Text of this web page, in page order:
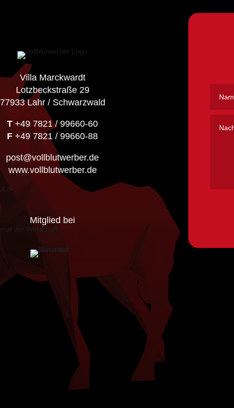
Villa Marckwardt
Lotzbeckstraße 29
77933 Lahr / Schwarzwald
T +49 7821 / 99660-60
F +49 7821 / 99660-88
post@vollblutwerber.de
www.vollblutwerber.de
Mitglied bei